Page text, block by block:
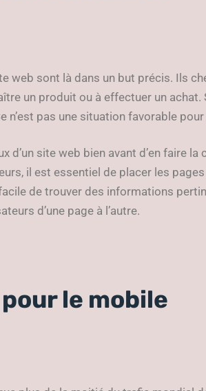
web sont là dans un but précis. Ils
un produit ou à effectuer un achat.
pas une situation favorable pour
d’un site web bien avant d’en faire la
il est essentiel de placer les
de trouver des informations
d’une page à l’autre.
le mobile